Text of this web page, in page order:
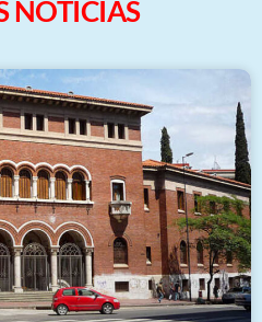
NOTICIAS